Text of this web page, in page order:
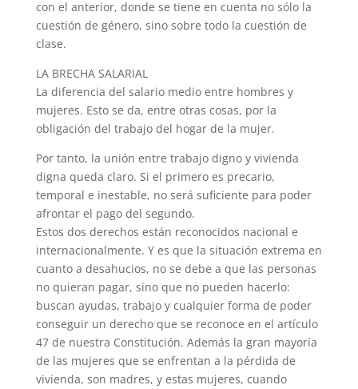
con el anterior, donde se tiene en cuenta no sólo la
cuestión de género, sino sobre todo la cuestión de
clase.
LA BRECHA SALARIAL
La diferencia del salario medio entre hombres y
mujeres. Esto se da, entre otras cosas, por la
obligación del trabajo del hogar de la mujer.
Por tanto, la unión entre trabajo digno y vivienda
digna queda claro. Si el primero es precario,
temporal e inestable, no será suficiente para poder
afrontar el pago del segundo.
Estos dos derechos están reconocidos nacional e
internacionalmente. Y es que la situación extrema en
cuanto a desahucios, no se debe a que las personas
no quieran pagar, sino que no pueden hacerlo:
buscan ayudas, trabajo y cualquier forma de poder
conseguir un derecho que se reconoce en el artículo
47 de nuestra Constitución. Además la gran mayoría
de las mujeres que se enfrentan a la pérdida de
vivienda, son madres, y estas mujeres, cuando